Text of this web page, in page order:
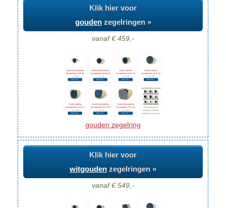
Klik hier voor
goudenzegelringen »
vanaf € 459,-
gouden zegelring
Klik hier voor
witgouden zegelringen »
vanaf € 549,-